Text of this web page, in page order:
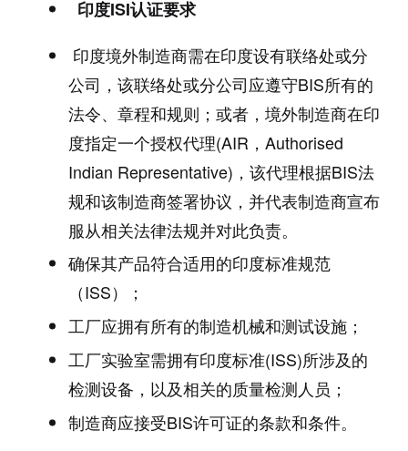
印度ISI认证要求
印度境外制造商需在印度设有联络处或分
公司，该联络处或分公司应遵守BIS所有的
法令、章程和规则；或者，境外制造商在印
度指定一个授权代理(AIR，Authorised
Indian Representative)，该代理根据BIS法
规和该制造商签署协议，并代表制造商宣布
服从相关法律法规并对此负责。
确保其产品符合适用的印度标准规范
（ISS）；
工厂应拥有所有的制造机械和测试设施；
工厂实验室需拥有印度标准(ISS)所涉及的
检测设备，以及相关的质量检测人员；
制造商应接受BIS许可证的条款和条件。